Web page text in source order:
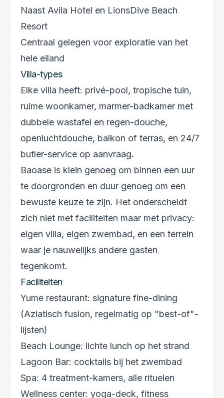
Naast Avila Hotel en LionsDive Beach
Resort
Centraal gelegen voor exploratie van het
hele eiland
Villa-types
Elke villa heeft: privé-pool, tropische tuin,
ruime woonkamer, marmer-badkamer met
dubbele wastafel en regen-douche,
openluchtdouche, balkon of terras, en 24/7
butler-service op aanvraag.
Baoase is klein genoeg om binnen een uur
te doorgronden en duur genoeg om een
bewuste keuze te zijn. Het onderscheidt
zich niet met faciliteiten maar met privacy:
eigen villa, eigen zwembad, en een terrein
waar je nauwelijks andere gasten
tegenkomt.
Faciliteiten
Yume restaurant: signature fine-dining
(Aziatisch fusion, regelmatig op "best-of"-
lijsten)
Beach Lounge: lichte lunch op het strand
Lagoon Bar: cocktails bij het zwembad
Spa: 4 treatment-kamers, alle rituelen
Wellness center: yoga-deck, fitness